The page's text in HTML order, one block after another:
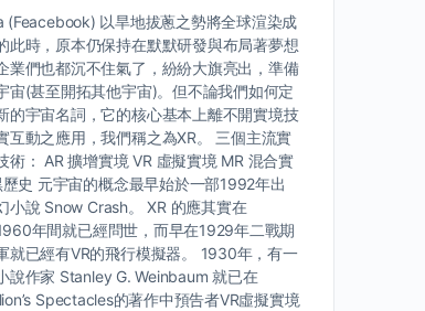
(Feacebook) 以旱地拔蔥之勢將全球渲染成
此時，原本仍保持在默默研發與布局著夢想
業們也都沉不住氣了，紛紛大旗亮出，準備
宙(甚至開拓其他宇宙)。但不論我們如何定
的宇宙名詞，它的核心基本上離不開實境技
互動之應用，我們稱之為XR。 三個主流實
術： AR 擴增實境 VR 虛擬實境 MR 混合實
歷史 元宇宙的概念最早始於一部1992年出
小說 Snow Crash。 XR 的應其實在
年間就已經問世，而早在1929年二戰期
就已經有VR的飛行模擬器。 1930年，有一
說作家 Stanley G. Weinbaum 就已在
Spectacles的著作中預告者VR虛擬實境